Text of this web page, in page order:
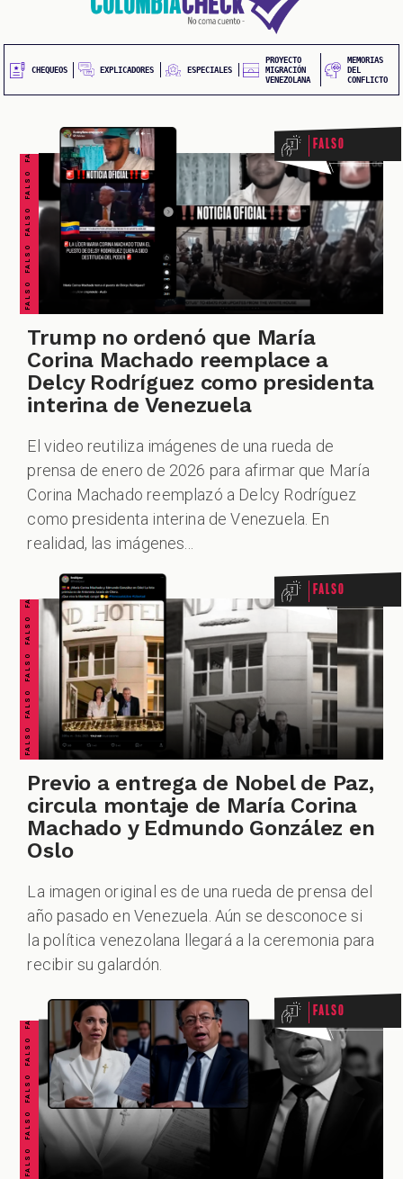
CHEQUEOS EXPLICADORES ESPECIALES
PROYECTO
MIGRACIÓN
VENEZOLANA
MEMORIAS
DEL
CONFLICTO
FALSO FALSO FALSO FALSO FALSO FALSO FALSO Falso
Trump no ordenó que María
Corina Machado reemplace a
Delcy Rodríguez como presidenta
interina de Venezuela
El video reutiliza imágenes de una rueda de
prensa de enero de 2026 para afirmar que María
Corina Machado reemplazó a Delcy Rodríguez
como presidenta interina de Venezuela. En
realidad, las imágenes...
FALSO FALSO FALSO FALSO FALSO FALSO FALSO Falso
Previo a entrega de Nobel de Paz,
circula montaje de María Corina
Machado y Edmundo González en
Oslo
La imagen original es de una rueda de prensa del
año pasado en Venezuela. Aún se desconoce si
la política venezolana llegará a la ceremonia para
recibir su galardón.
FALSO FALSO FALSO FALSO FALSO FALSO FALSO Falso